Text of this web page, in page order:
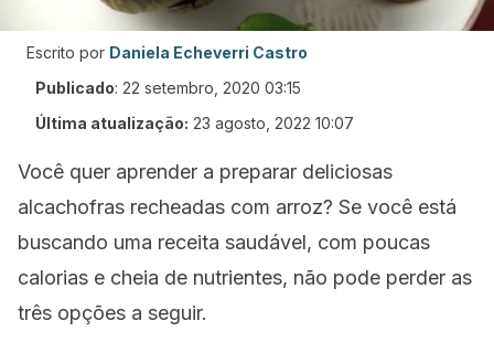
Escrito por Daniela Echeverri Castro
Publicado: 22 setembro, 2020 03:15
Última atualização: 23 agosto, 2022 10:07
Você quer aprender a preparar deliciosas
alcachofras recheadas com arroz? Se você está
buscando uma receita saudável, com poucas
calorias e cheia de nutrientes, não pode perder as
três opções a seguir.